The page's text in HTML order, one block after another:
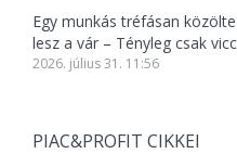
Egy munkás tréfásan
lesz a vár – Tényleg csak
2026. július 31. 11:56
PIAC&PROFIT CIKKEI